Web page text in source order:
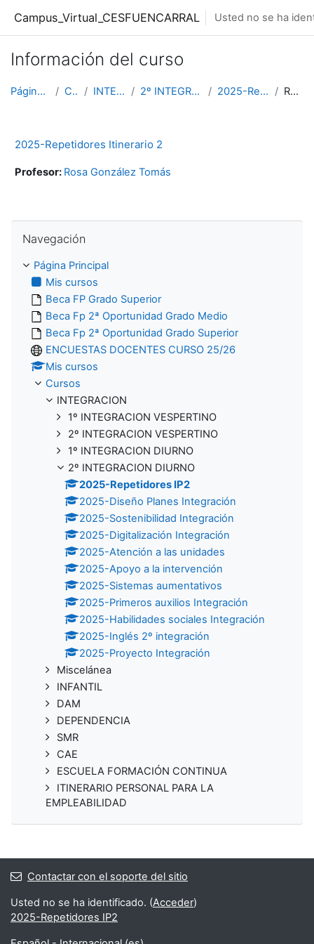
Campus_Virtual_CESFUENCARRAL Usted no se ha
Información del curso
Página Principal Cursos INTEGRACION 2º INTEGRACION DIURNO 2025-Repetidores IP2 Resumen
2025-Repetidores Itinerario 2
Profesor: Rosa González Tomás
Navegación
Página Principal
Mis cursos
Beca FP Grado Superior
Beca Fp 2ª Oportunidad Grado Medio
Beca Fp 2ª Oportunidad Grado Superior
ENCUESTAS DOCENTES CURSO 25/26
Mis cursos
Cursos
INTEGRACION
1º INTEGRACION VESPERTINO
2º INTEGRACION VESPERTINO
1º INTEGRACION DIURNO
2º INTEGRACION DIURNO
2025-Repetidores IP2
2025-Diseño Planes Integración
2025-Sostenibilidad Integración
2025-Digitalización Integración
2025-Atención a las unidades
2025-Apoyo a la intervención
2025-Sistemas aumentativos
2025-Primeros auxilios Integración
2025-Habilidades sociales Integración
2025-Inglés 2º integración
2025-Proyecto Integración
Miscelánea
INFANTIL
DAM
DEPENDENCIA
SMR
CAE
ESCUELA FORMACIÓN CONTINUA
ITINERARIO PERSONAL PARA LA
EMPLEABILIDAD
Contactar con el soporte del sitio
Usted no se ha identificado. (Acceder)
2025-Repetidores IP2